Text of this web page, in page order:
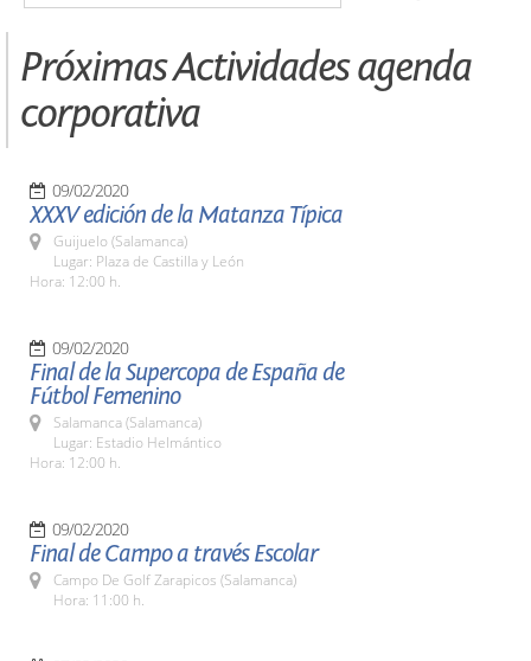
Próximas Actividades agenda
corporativa
09/02/2020
XXXV edición de la Matanza Típica
Guijuelo (Salamanca)
Lugar: Plaza de Castilla y León
Hora: 12:00 h.
09/02/2020
Final de la Supercopa de España de
Fútbol Femenino
Salamanca (Salamanca)
Lugar: Estadio Helmántico
Hora: 12:00 h.
09/02/2020
Final de Campo a través Escolar
Campo De Golf Zarapicos (Salamanca)
Hora: 11:00 h.